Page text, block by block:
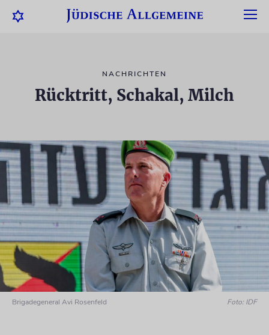
NACHRICHTEN
Rücktritt, Schakal, Milch
Brigadegeneral Avi Rosenfeld Foto: IDF